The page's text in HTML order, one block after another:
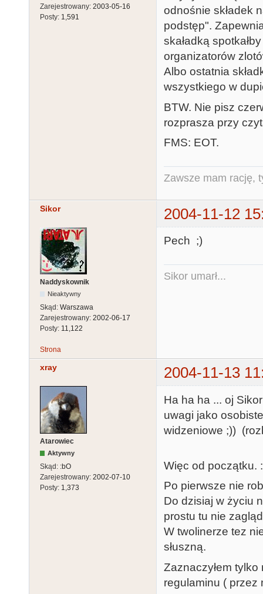
Zarejestrowany: 2003-05-16
Posty: 1,591
odnośnie składek
podstęp".
skaładką
organizatorów
Albo ostatnia
wszystkiego w
BTW. Nie pisz
rozprasza przy
FMS: EOT.
Zawsze mam rację,
Sikor 2004-11-12
Naddyskownik
Nieaktywny
Skąd: Warszawa
Zarejestrowany: 2002-06-17
Posty: 11,122
Pech ;)
Sikor umarł...
Strona
xray 2004-11-13
Atarowiec
Aktywny
Skąd: :bO
Zarejestrowany: 2002-07-10
Posty: 1,373
Ha ha ha ... oj
uwagi jako
widzeniowe ;))
Więc od początku. :
Po pierwsze nie
Do dzisiaj w życiu
prostu tu nie
W twolinerze tez
słuszną.
Zaznaczyłem
regulaminu ( przez